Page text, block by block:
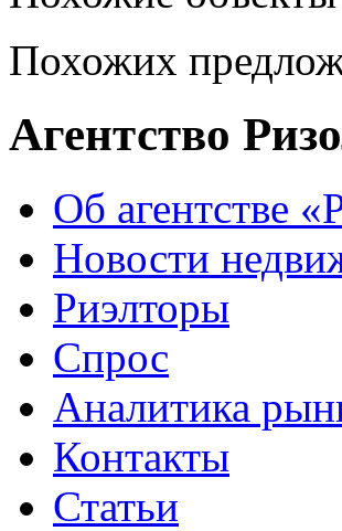
Похожих
Агентство
Об агентстве
Новости
Риэлторы
Спрос
Аналитика
Контакты
Статьи